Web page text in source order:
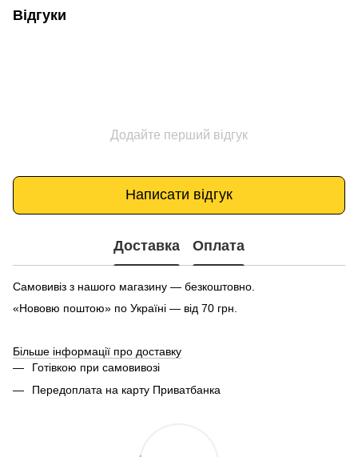
Відгуки
Додайте перший відгук
Написати відгук
Доставка Оплата
Самовивіз з нашого магазину — безкоштовно.
«Нововю поштою» по Україні — від 70 грн.
Більше інформації про доставку
Готівкою при самовивозі
Передоплата на карту Приватбанка